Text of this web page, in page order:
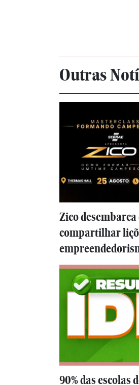
Outras
Zico
compartilhar
90% das escolas